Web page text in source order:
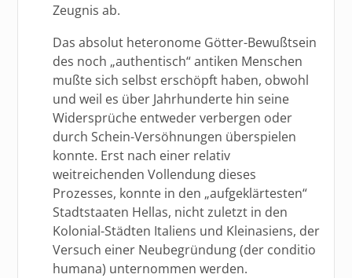
Zeugnis ab.
Das absolut heteronome Götter-Bewußtsein
des noch „authentisch“ antiken Menschen
mußte sich selbst erschöpft haben, obwohl
und weil es über Jahrhunderte hin seine
Widersprüche entweder verbergen oder
durch Schein-Versöhnungen überspielen
konnte. Erst nach einer relativ
weitreichenden Vollendung dieses
Prozesses, konnte in den „aufgeklärtesten“
Stadtstaaten Hellas, nicht zuletzt in den
Kolonial-Städten Italiens und Kleinasiens, der
Versuch einer Neubegründung (der conditio
humana) unternommen werden.